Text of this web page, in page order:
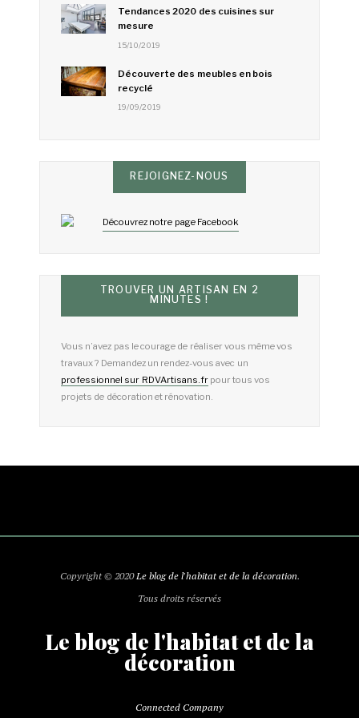
Tendances 2020 des cuisines sur
mesure
15/10/2019
Découverte des meubles en bois
recyclé
19/09/2019
REJOIGNEZ-NOUS
Découvrez notre page Facebook
TROUVER UN ARTISAN EN 2
MINUTES !
Vous n’avez pas le courage de réaliser vous même vos
travaux ? Demandez un rendez-vous avec un
professionnel sur RDVArtisans.frpour tous vos
projets de décoration et rénovation.
Copyright © 2020Le blog de l'habitat et de la décoration.
Tous droits réservés
Le blog de l'habitat et de la
décoration
Connected Company